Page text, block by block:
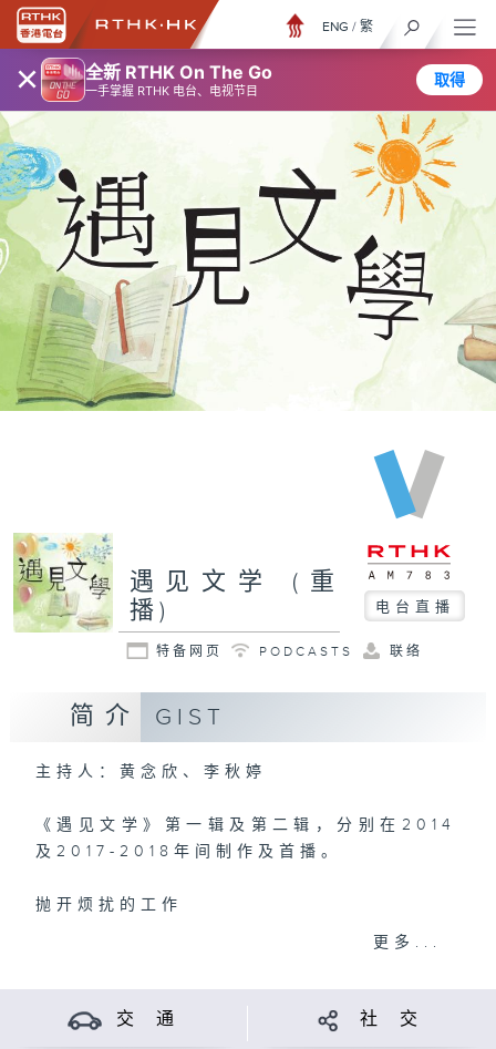
× 全新 RTHK On The Go
一手掌握 RTHK 电台、电视节目
取得
ENG / 繁
遇见文学 (重
播)
电台直播
特备网页 PODCASTS 联络
简介 GIST
主持人：黄念欣、李秋婷
《遇见文学》第一辑及第二辑，分别在2014
及2017-2018年间制作及首播。
抛开烦扰的工作
#香港电台文教组
culture.rthk.hk
更多...
交 通 社 交